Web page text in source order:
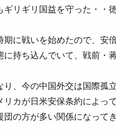
ギリギリ国益を守った・・
に戦いを始めたので、安
に持ち込んでいて、戦前・
、今の中国外交は国際孤
リカが日米安保条約によっ
団の方が多い関係になって